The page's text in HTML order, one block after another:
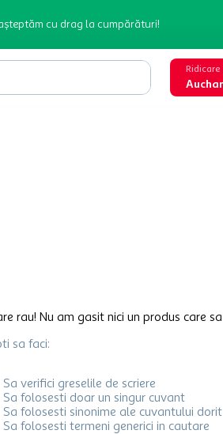
cu drag la cumpărături!
rau! Nu am gasit nici un produs care
sa faci:
Sa verifici greselile de scriere
Sa folosesti doar un singur cuvant
Sa folosesti sinonime ale cuvantului dorit
Sa folosesti termeni generici in cautare